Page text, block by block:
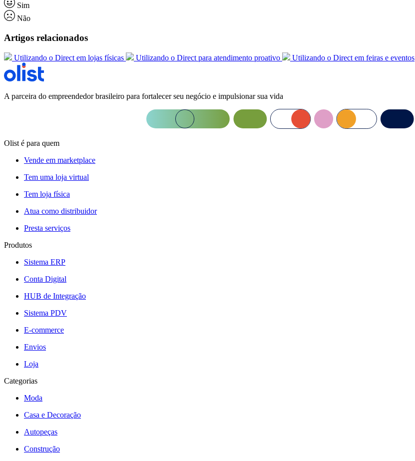
Sim
Não
Artigos relacionados
Utilizando o Direct em lojas físicas Utilizando o Direct para atendimento proativo Utilizando o Direct em feiras e eventos
A parceira do empreendedor brasileiro para fortalecer seu negócio e impulsionar sua vida
Olist é para quem
Vende em marketplace
Tem uma loja virtual
Tem loja física
Atua como distribuidor
Presta serviços
Produtos
Sistema ERP
Conta Digital
HUB de Integração
Sistema PDV
E-commerce
Envios
Loja
Categorias
Moda
Casa e Decoração
Autopeças
Construção